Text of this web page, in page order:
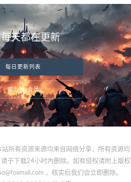
天都在更新
每日更新列表
成为Ms会员
所有资源来源均来自网络分享，所有资源均
于下载24小时內删除。如有侵权请附上版权
，核实后我们会立即删除。